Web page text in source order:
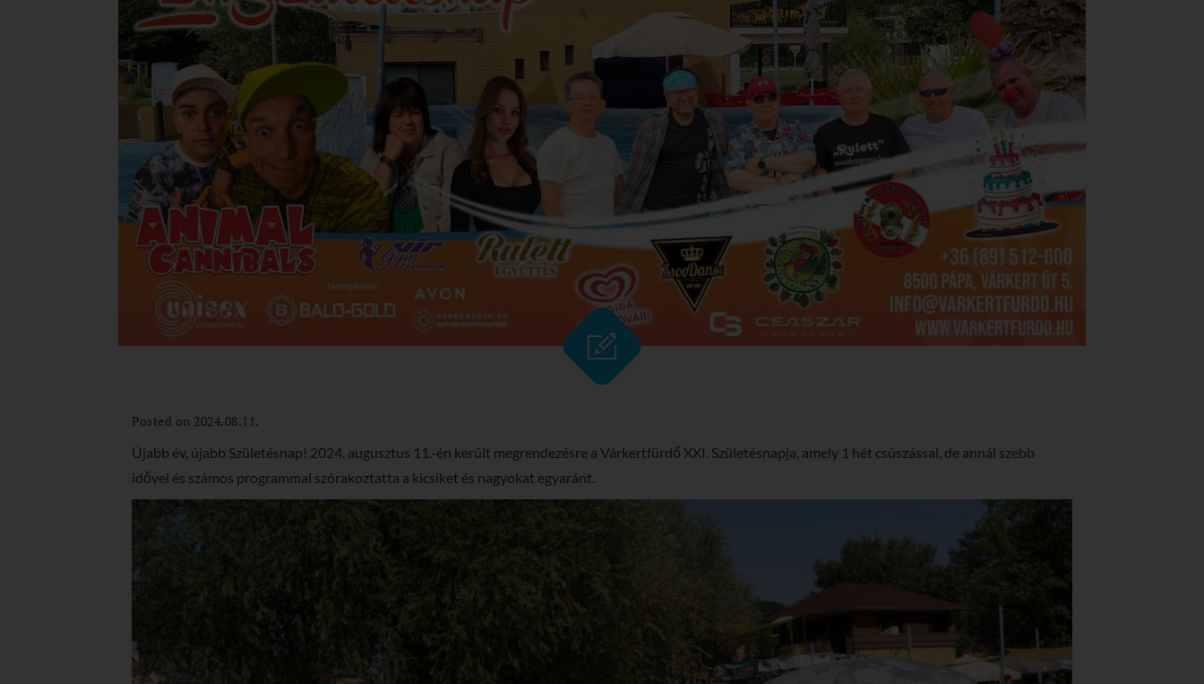
Posted on 2024.08.11.
Újabb év, újabb Születésnap! 2024. augusztus 11.-én került megrendezésre a Várkertfürdő XXI. Születésnapja, amely 1 hét csúszással, de annál szebb
idővel és számos programmal szórakoztatta a kicsiket és nagyokat egyaránt.